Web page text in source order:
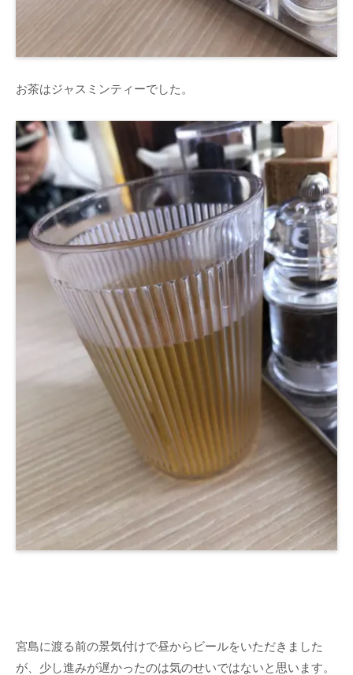
お茶はジャスミンティーでした。
宮島に渡る前の景気付けで昼からビールをいただきました
が、少し進みが遅かったのは気のせいではないと思います。